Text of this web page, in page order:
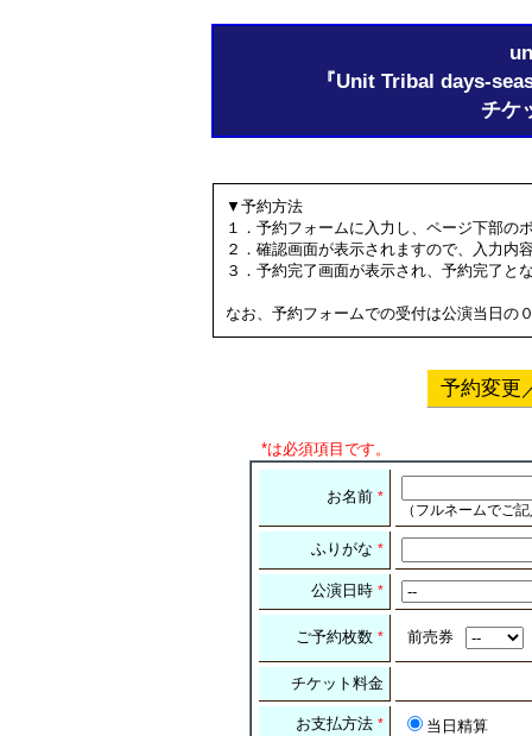
『Unit Tribal days-
チケ
▼予約方法
１．予約フォームに入力し、ページ下部の
２．確認画面が表示されますので、入力内
３．予約完了画面が表示され、予約完了と
なお、予約フォームでの受付は公演当日の
予約変更
*は必須項目です。
お名前 *
（フルネームでご
ふりがな *
公演日時 *
ご予約枚数 * 前売券
チケット料金
お支払方法 * 当日精算